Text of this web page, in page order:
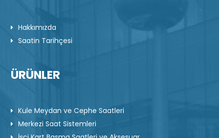
Hakkımızda
Saatin Tarihçesi
ÜRÜNLER
Kule Meydan ve Cephe Saatleri
Merkezi Saat Sistemleri